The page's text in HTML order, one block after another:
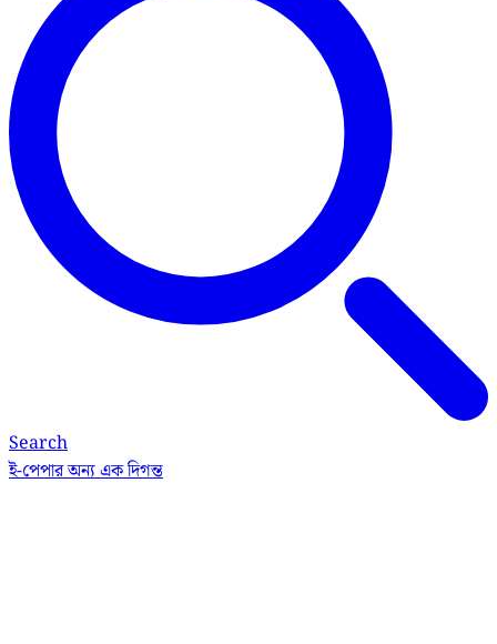
Search
ই-পেপারঅন্য এক দিগন্ত